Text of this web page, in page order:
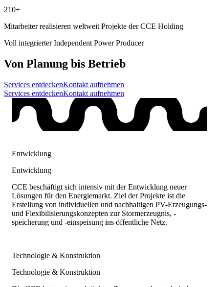
210+
Mitarbeiter realisieren weltweit Projekte der CCE Holding
Voll integrierter Independent Power Producer
Von Planung bis Betrieb
Services entdeckenKontakt aufnehmen
Services entdeckenKontakt aufnehmen
Entwicklung
Entwicklung
CCE beschäftigt sich intensiv mit der Entwicklung neuer
Lösungen für den Energiemarkt. Ziel der Projekte ist die
Erstellung von individuellen und nachhaltigen PV-Erzeugungs-
und Flexibilisierungskonzepten zur Stormerzeugnis, -
speicherung und -einspeisung ins öffentliche Netz.
Technologie & Konstruktion
Technologie & Konstruktion